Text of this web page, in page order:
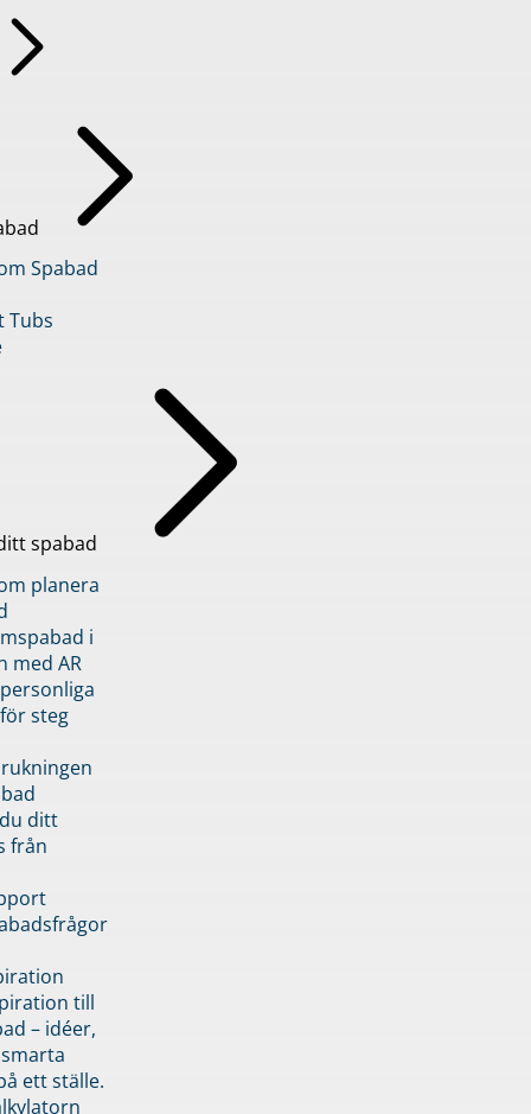
Spabad
Tubs
spabad
planera
i
med AR
steg
ditt
från
till
– idéer,
ett ställe.